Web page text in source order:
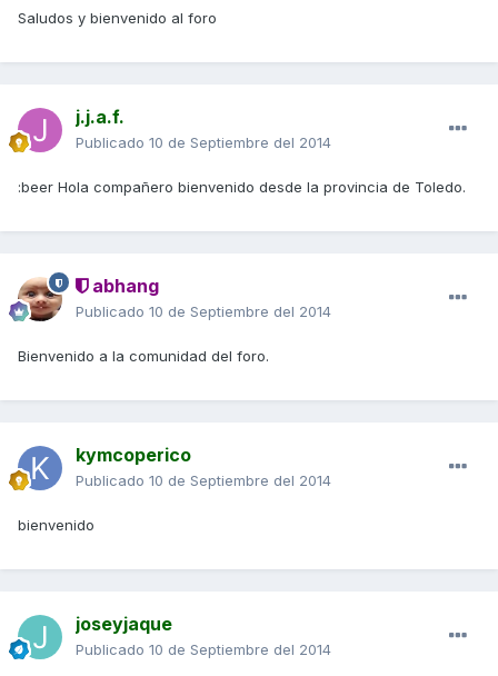
Saludos y bienvenido al foro
j.j.a.f.
Publicado 10 de Septiembre del 2014
:beer Hola compañero bienvenido desde la provincia de Toledo.
abhang
Publicado 10 de Septiembre del 2014
Bienvenido a la comunidad del foro.
kymcoperico
Publicado 10 de Septiembre del 2014
bienvenido
joseyjaque
Publicado 10 de Septiembre del 2014